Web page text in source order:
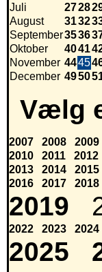
Juli
2728
August
3132
September3536
Oktober
4041
November 4445
December 4950
Vælg
2007 2008
2009
2010
2011
2012
2013
2014
2015
2016
2017 2018
2019
2022 2023 2024
2025